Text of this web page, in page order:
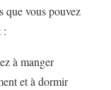
que vous pouvez
:
à manger
et à dormir